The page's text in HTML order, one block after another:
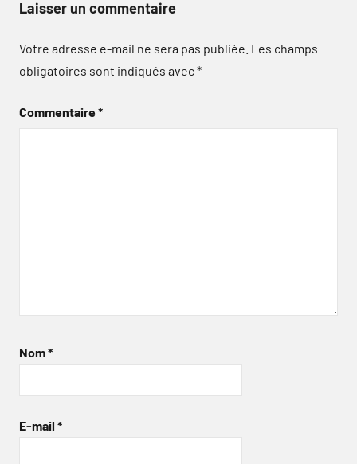
Laisser un commentaire
Votre adresse e-mail ne sera pas publiée. Les champs
obligatoires sont indiqués avec*
Commentaire*
Nom*
E-mail *